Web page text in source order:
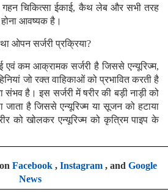
गहन चिकित्सा ईकाई, कैथ लेब और सभी तरह
आवष्यक है।
ओपन सर्जरी प्रक्रिया?
एवं कम आक्रामक सर्जरी है जिससे एन्यूरिज्म,
जो रक्त वाहिकाओं को प्रभावित करती है
संभव है। इस सर्जरी में षरीर की बड़ी नाड़ी को
है जिससे एन्यूरिज्म या सूजन को हटाया
को खोलकर एन्यूरिज्म को कृत्रिम पाइप के
Facebook, Instagram, and Google
News